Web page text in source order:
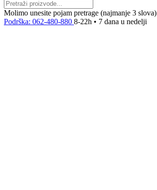
Molimo unesite pojam pretrage (najmanje 3 slova)
Podrška: 062-480-880 8-22h • 7 dana u nedelji